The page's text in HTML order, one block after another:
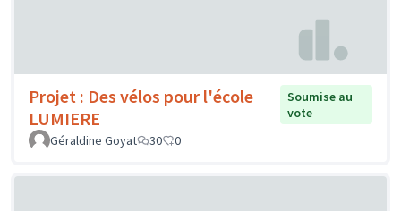
Projet : Des vélos pour l'école
LUMIERE
Soumise au
vote
Géraldine Goyat
30 0